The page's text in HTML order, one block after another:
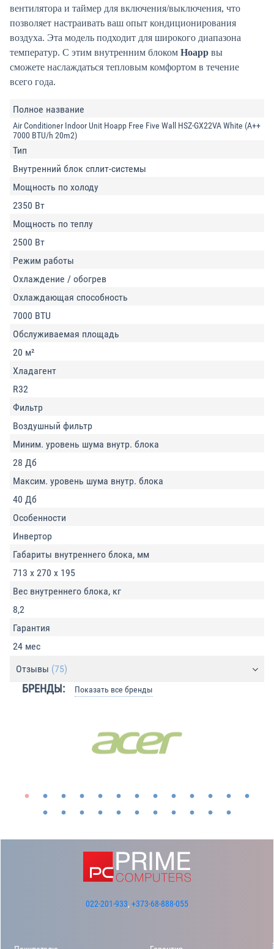
вентилятора и таймер для включения/выключения, что
позволяет настраивать ваш опыт кондиционирования
воздуха. Эта модель подходит для широкого диапазона
температур. С этим внутренним блоком Hoapp вы
сможете наслаждаться тепловым комфортом в течение
всего года.
Полное название
Air Conditioner Indoor Unit Hoapp Free Five Wall HSZ-GX22VA White (A++
7000 BTU/h 20m2)
Тип
Внутренний блок сплит-системы
Мощность по холоду
2350 Вт
Мощность по теплу
2500 Вт
Режим работы
Охлаждение / обогрев
Охлаждающая способность
7000 BTU
Обслуживаемая площадь
20 м²
Хладагент
R32
Фильтр
Воздушный фильтр
Миним. уровень шума внутр. блока
28 Дб
Максим. уровень шума внутр. блока
40 Дб
Особенности
Инвертор
Габариты внутреннего блока, мм
713 х 270 х 195
Вес внутреннего блока, кг
8,2
Гарантия
24 мес
Отзывы (75)
БРЕНДЫ: Показать все бренды
022-201-933, +373-68-888-055